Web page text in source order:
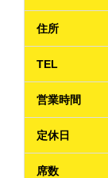
住所
TEL
営業時間
定休日
席数